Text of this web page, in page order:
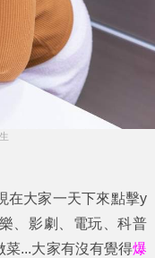
在大家一天下來點擊y
、影劇、電玩、科普
菜...大家有沒有覺得爆